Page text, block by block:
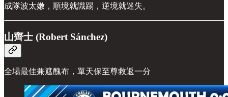
成隊波太嫩，順境就識踢，逆境就迷失。
山齊士 (Robert Sánchez)
全場最佳兼遮醜布，單天保至尊救返一分